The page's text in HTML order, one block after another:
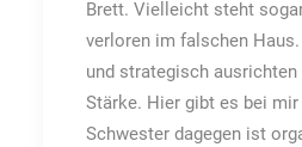
Brett. Vielleicht steht
verloren im falschen
und strategisch
Stärke. Hier gibt es bei
Schwester dagegen ist